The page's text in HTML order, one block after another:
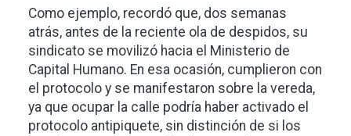
Como ejemplo, recordó que, dos semanas
atrás, antes de la reciente ola de despidos, su
sindicato se movilizó hacia el Ministerio de
Capital Humano. En esa ocasión, cumplieron con
el protocolo y se manifestaron sobre la vereda,
ya que ocupar la calle podría haber activado el
protocolo antipiquete, sin distinción de si los